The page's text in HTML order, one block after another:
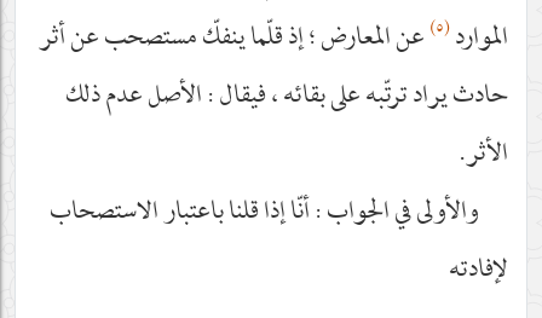
الموارد(٥) عن المعارض ؛ إذ قلّما ينفكّ مستصحب عن أثر
حادث يراد ترتّبه على بقائه ، فيقال : الأصل عدم ذلك
الأثر.
والأولى في الجواب : أنّا إذا قلنا باعتبار الاستصحاب
لإفادته